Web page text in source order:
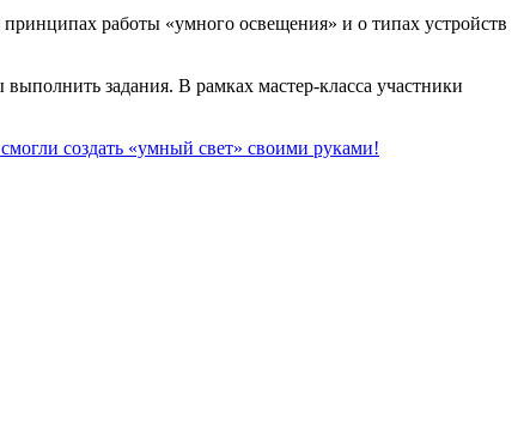
работы «умного освещения» и о типах устройств
задания. В рамках мастер-класса участники
создать «умный свет» своими руками!